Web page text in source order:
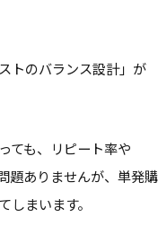
トのバランス設計」が
ても、リピート率や
題ありませんが、単発購
しまいます。